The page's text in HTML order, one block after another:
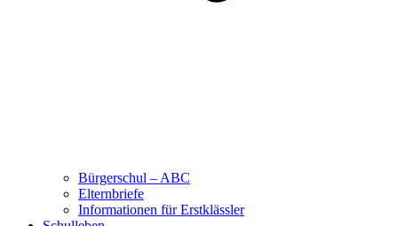
Bürgerschul – ABC
Elternbriefe
Informationen für Erstklässler